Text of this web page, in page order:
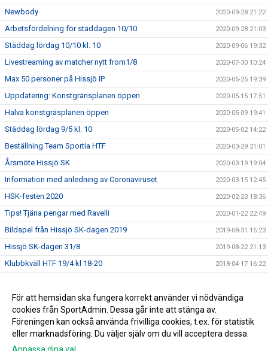
Newbody 2020-09-28 21:22
Arbetsfördelning för städdagen 10/10 2020-09-28 21:03
Städdag lördag 10/10 kl. 10 2020-09-06 19:32
Livestreaming av matcher nytt from1/8 2020-07-30 10:24
Max 50 personer på Hissjö IP 2020-05-25 19:39
Uppdatering: Konstgränsplanen öppen 2020-05-15 17:51
Halva konstgräsplanen öppen 2020-05-09 19:41
Städdag lördag 9/5 kl. 10 2020-05-02 14:22
Beställning Team Sportia HTF 2020-03-29 21:01
Årsmöte Hissjö SK 2020-03-19 19:04
Information med anledning av Coronaviruset 2020-03-15 12:45
HSK-festen 2020 2020-02-23 18:36
Tips! Tjäna pengar med Ravelli 2020-01-22 22:49
Bildspel från Hissjö SK-dagen 2019 2019-08-31 15:23
Hissjö SK-dagen 31/8 2019-08-22 21:13
Klubbkväll HTF 19/4 kl 18-20 2018-04-17 16:22
HTF fotbollsskola 2016-04-15 20:05
Fotbollsövningar för tränare 2015-05-05 19:12
För att hemsidan ska fungera korrekt använder vi nödvändiga
cookies från SportAdmin. Dessa går inte att stänga av.
Föreningen kan också använda frivilliga cookies, t.ex. för statistik
eller marknadsföring. Du väljer själv om du vill acceptera dessa.